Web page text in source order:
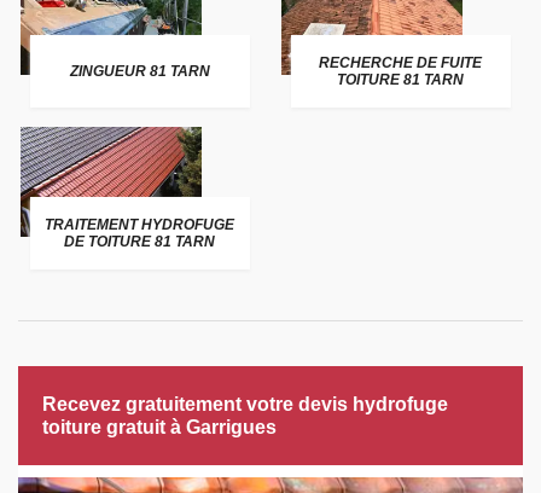
ZINGUEUR 81 TARN
RECHERCHE DE FUITE
TOITURE 81 TARN
TRAITEMENT HYDROFUGE
DE TOITURE 81 TARN
Recevez gratuitement votre devis hydrofuge
toiture gratuit à Garrigues